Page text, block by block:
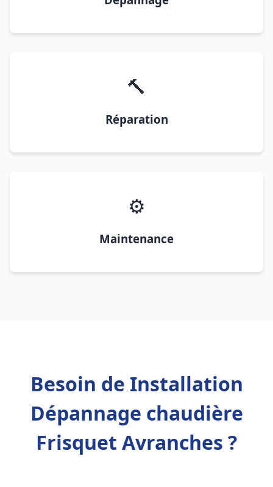
🔨
Réparation
⚙️
Maintenance
Besoin de Installation
Dépannage chaudière
Frisquet Avranches ?